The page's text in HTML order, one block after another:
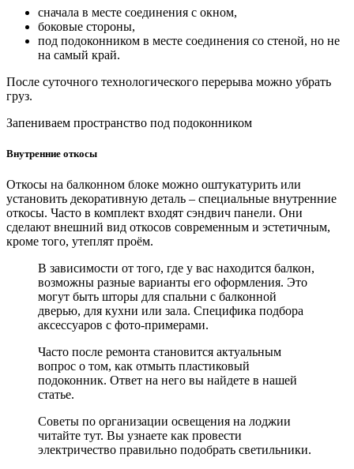
сначала в месте соединения с окном,
боковые стороны,
под подоконником в месте соединения со стеной, но не
на самый край.
После суточного технологического перерыва можно убрать
груз.
Запениваем пространство под подоконником
Внутренние откосы
Откосы на балконном блоке можно оштукатурить или
установить декоративную деталь – специальные внутренние
откосы. Часто в комплект входят сэндвич панели. Они
сделают внешний вид откосов современным и эстетичным,
кроме того, утеплят проём.
В зависимости от того, где у вас находится балкон,
возможны разные варианты его оформления. Это
могут быть шторы для спальни с балконной
дверью, для кухни или зала. Специфика подбора
аксессуаров с фото-примерами.
Часто после ремонта становится актуальным
вопрос о том, как отмыть пластиковый
подоконник. Ответ на него вы найдете в нашей
статье.
Советы по организации освещения на лоджии
читайте тут. Вы узнаете как провести
электричество правильно подобрать светильники.